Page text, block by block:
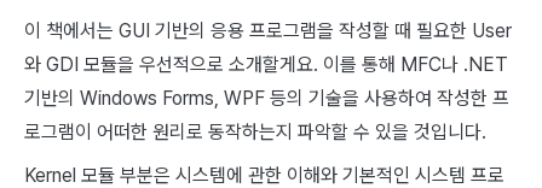
이 책에서는 GUI 기반의 응용 프로그램을 작성할 때 필요한 User
와 GDI 모듈을 우선적으로 소개할게요. 이를 통해 MFC나 .NET
기반의 Windows Forms, WPF 등의 기술을 사용하여 작성한 프
로그램이 어떠한 원리로 동작하는지 파악할 수 있을 것입니다.
Kernel 모듈 부분은 시스템에 관한 이해와 기본적인 시스템 프로